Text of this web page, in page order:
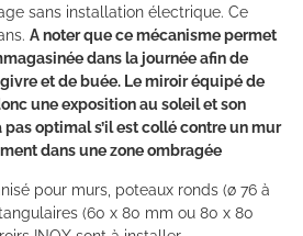
sans installation électrique. Ce
A noter que ce mécanisme permet
dans la journée afin de
et de buée. Le miroir équipé de
une exposition au soleil et son
optimal s’il est collé contre un mur
dans une zone ombragée
pour murs, poteaux ronds (ø 76 à
(60 x 80 mm ou 80 x 80